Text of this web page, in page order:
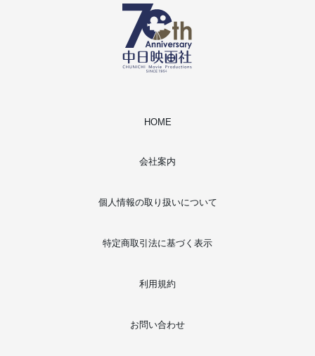
HOME
会社案内
個人情報の取り扱いについて
特定商取引法に基づく表示
利用規約
お問い合わせ